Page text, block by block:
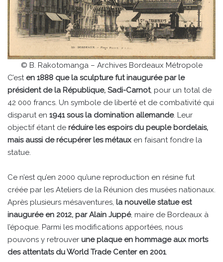
© B. Rakotomanga – Archives Bordeaux Métropole
C’est en 1888 que la sculpture fut inaugurée par le
président de la République, Sadi-Carnot, pour un total de
42 000 francs. Un symbole de liberté et de combativité qui
disparut en 1941 sous la domination allemande. Leur
objectif étant de réduire les espoirs du peuple bordelais,
mais aussi de récupérer les métaux en faisant fondre la
statue.
Ce n’est qu’en 2000 qu’une reproduction en résine fut
créée par les Ateliers de la Réunion des musées nationaux.
Après plusieurs mésaventures, la nouvelle statue est
inaugurée en 2012, par Alain Juppé, maire de Bordeaux à
l’époque. Parmi les modifications apportées, nous
pouvons y retrouver une plaque en hommage aux morts
des attentats du World Trade Center en 2001.